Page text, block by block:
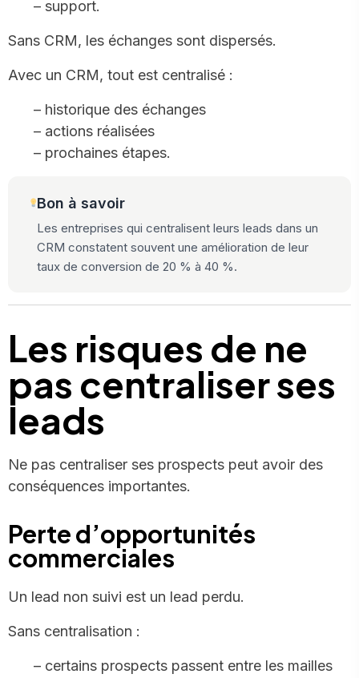
– support.
Sans CRM, les échanges sont dispersés.
Avec un CRM, tout est centralisé :
– historique des échanges
– actions réalisées
– prochaines étapes.
Bon à savoir
Les entreprises qui centralisent leurs leads dans un
CRM constatent souvent une amélioration de leur
taux de conversion de 20 % à 40 %.
Les risques de ne
pas centraliser ses
leads
Ne pas centraliser ses prospects peut avoir des
conséquences importantes.
Perte d’opportunités
commerciales
Un lead non suivi est un lead perdu.
Sans centralisation :
– certains prospects passent entre les mailles